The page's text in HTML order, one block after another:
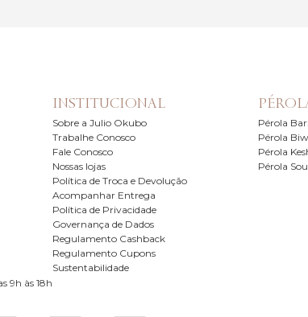
9h às 18h
INSTITUCIONAL
Sobre a Julio Okubo
Trabalhe Conosco
Fale Conosco
Nossas lojas
Política de Troca e Devolução
Acompanhar Entrega
Política de Privacidade
Governança de Dados
Regulamento Cashback
Regulamento Cupons
Sustentabilidade
Pérola
Pérola
Pérola
Pérola